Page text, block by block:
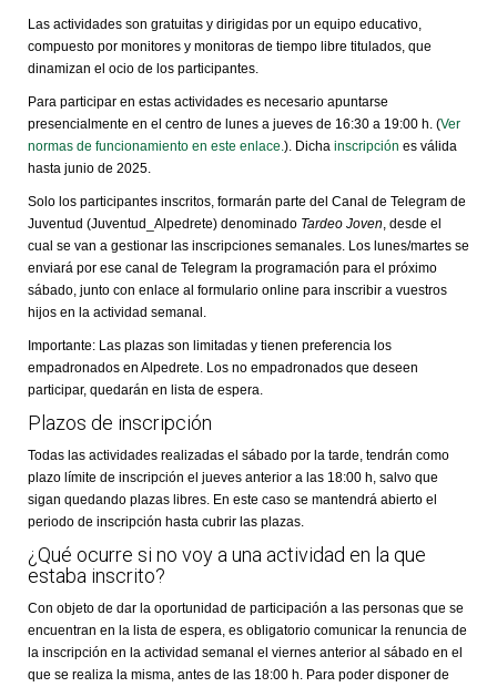
Las actividades son gratuitas y dirigidas por un equipo educativo,
compuesto por monitores y monitoras de tiempo libre titulados, que
dinamizan el ocio de los participantes.
Para participar en estas actividades es necesario apuntarse
presencialmente en el centro de lunes a jueves de 16:30 a 19:00 h. (Ver
normas de funcionamiento en este enlace.). Dicha inscripción es válida
hasta junio de 2025.
Solo los participantes inscritos, formarán parte del Canal de Telegram de
Juventud (Juventud_Alpedrete) denominado Tardeo Joven, desde el
cual se van a gestionar las inscripciones semanales. Los lunes/martes se
enviará por ese canal de Telegram la programación para el próximo
sábado, junto con enlace al formulario online para inscribir a vuestros
hijos en la actividad semanal.
Importante: Las plazas son limitadas y tienen preferencia los
empadronados en Alpedrete. Los no empadronados que deseen
participar, quedarán en lista de espera.
Plazos de inscripción
Todas las actividades realizadas el sábado por la tarde, tendrán como
plazo límite de inscripción el jueves anterior a las 18:00 h, salvo que
sigan quedando plazas libres. En este caso se mantendrá abierto el
periodo de inscripción hasta cubrir las plazas.
¿Qué ocurre si no voy a una actividad en la que
estaba inscrito?
Con objeto de dar la oportunidad de participación a las personas que se
encuentran en la lista de espera, es obligatorio comunicar la renuncia de
la inscripción en la actividad semanal el viernes anterior al sábado en el
que se realiza la misma, antes de las 18:00 h. Para poder disponer de